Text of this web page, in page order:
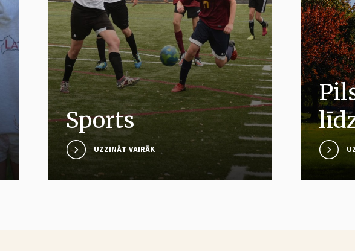
Pilsoniskā
līdzdalība
UZZINĀT VAIRĀK